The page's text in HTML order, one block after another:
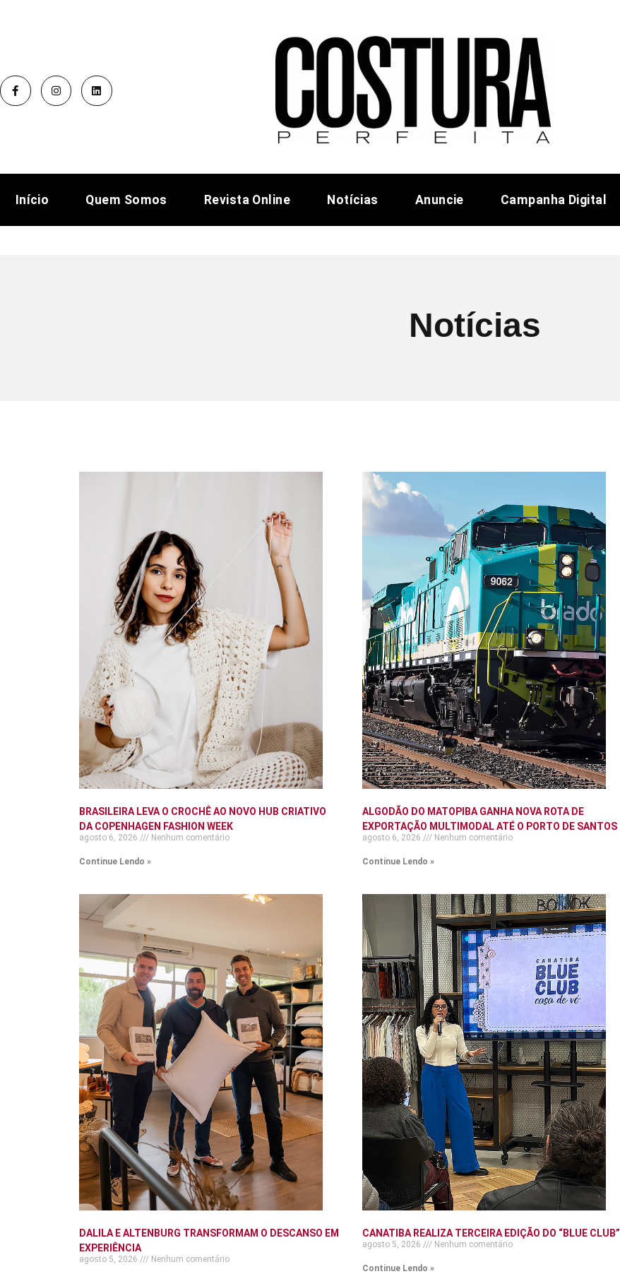
Início Quem Somos Revista Online Notícias Anuncie Campanha Digital
Notícias
BRASILEIRA LEVA O CROCHÊ AO NOVO HUB CRIATIVO
DA COPENHAGEN FASHION WEEK
agosto 6, 2026 Nenhum comentário
Continue Lendo »
ALGODÃO DO MATOPIBA GANHA NOVA ROTA DE
EXPORTAÇÃO MULTIMODAL ATÉ O PORTO DE SANTOS
agosto 6, 2026 Nenhum comentário
Continue Lendo »
DALILA E ALTENBURG TRANSFORMAM O DESCANSO EM
EXPERIÊNCIA
agosto 5, 2026 Nenhum comentário
CANATIBA REALIZA TERCEIRA EDIÇÃO DO “BLUE CLUB”
agosto 5, 2026 Nenhum comentário
Continue Lendo »